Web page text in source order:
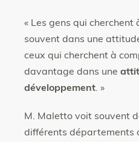
« Les gens qui
souvent dans une
ceux qui cherchent à
davantage dans une
développement. »
M. Maletto voit souvent
différents départements